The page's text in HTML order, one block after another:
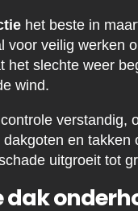
het beste in
voor veilig werken
het slechte weer
wind.
en
uitgroeit tot
dak